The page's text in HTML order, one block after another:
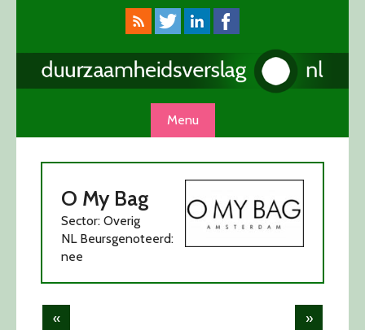
Menu
O My Bag
Sector: Overig
NL Beursgenoteerd:
nee
Post
« »